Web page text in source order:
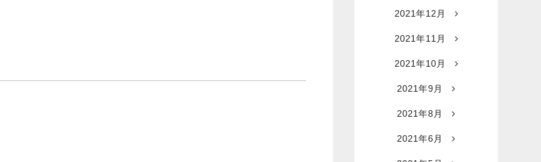
2021年12月
2021年11月
2021年10月
2021年9月
2021年8月
2021年6月